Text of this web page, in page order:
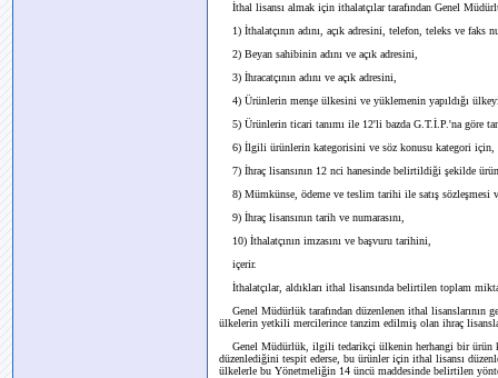
İthal lisansı almak için ithalatçılar tarafından Genel
1) İthalatçının adını, açık adresini, telefon, teleks ve faks
2) Beyan sahibinin adını ve açık adresini,
3) İhracatçının adını ve açık adresini,
4) Ürünlerin menşe ülkesini ve yüklemenin yapıldığı
5) Ürünlerin ticari tanımı ile 12'li bazda G.T.İ.P.'na göre
6) İlgili ürünlerin kategorisini ve söz konusu kategori
7) İhraç lisansının 12 nci hanesinde belirtildiği şekilde
8) Mümkünse, ödeme ve teslim tarihi ile satış sözleşmesi
9) İhraç lisansının tarih ve numarasını,
10) İthalatçının imzasını ve başvuru tarihini,
içerir.
İthalatçılar, aldıkları ithal lisansında belirtilen toplam
Genel Müdürlük tarafından düzenlenen ithal lisanslarının
ülkelerin yetkili mercilerince tanzim edilmiş olan ihraç
Genel Müdürlük, ilgili tedarikçi ülkenin herhangi bir ürün
düzenlediğini tespit ederse, bu ürünler için ithal lisansı
ülkelerle bu Yönetmeliğin 14 üncü maddesinde belirtilen